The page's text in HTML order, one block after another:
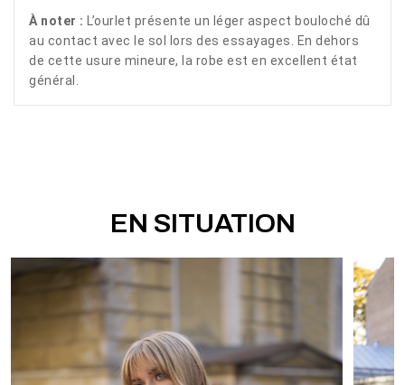
À noter : L’ourlet présente un léger aspect bouloché dû
au contact avec le sol lors des essayages. En dehors
de cette usure mineure, la robe est en excellent état
général.
EN SITUATION